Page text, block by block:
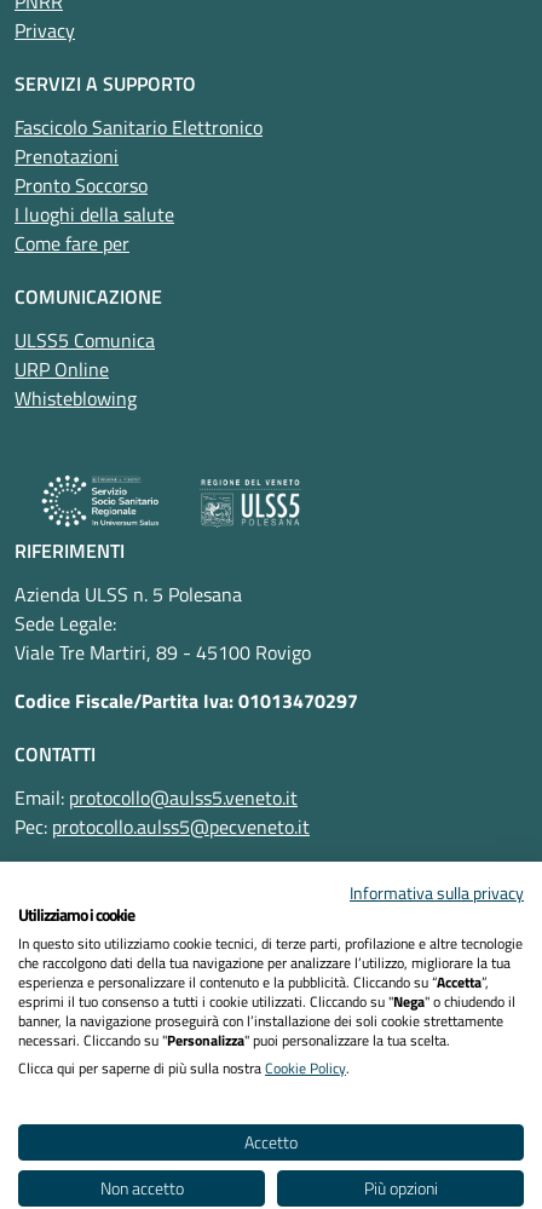
Privacy
SERVIZI A SUPPORTO
Fascicolo Sanitario Elettronico
Prenotazioni
Pronto Soccorso
I luoghi della salute
Come fare per
COMUNICAZIONE
ULSS5 Comunica
URP Online
Whisteblowing
RIFERIMENTI
Azienda ULSS n. 5 Polesana
Sede Legale:
Viale Tre Martiri, 89 - 45100 Rovigo
Codice Fiscale/Partita Iva: 01013470297
CONTATTI
Email: protocollo@aulss5.veneto.it
Pec: protocollo.aulss5@pecveneto.it
Informativa privacy
Dichiarazione di accessibilità
Mappa del sito
Informativa sulla privacy
Utilizziamo i cookie
In questo sito utilizziamo cookie tecnici, di terze parti, profilazione e altre tecnologie
che raccolgono dati della tua navigazione per analizzare l’utilizzo, migliorare la tua
esperienza e personalizzare il contenuto e la pubblicità. Cliccando su “Accetta”,
esprimi il tuo consenso a tutti i cookie utilizzati. Cliccando su "Nega" o chiudendo il
banner, la navigazione proseguirà con l’installazione dei soli cookie strettamente
necessari. Cliccando su "Personalizza" puoi personalizzare la tua scelta.
Clicca qui per saperne di più sulla nostraCookie Policy.
Accetto
Non accetto
Più opzioni